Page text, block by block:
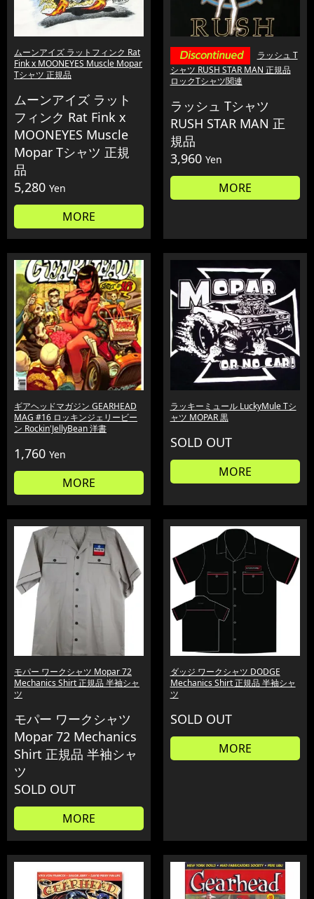
ムーンアイズ ラットフィンク Rat
Fink x MOONEYES Muscle Mopar
Tシャツ 正規品
ムーンアイズ ラット
フィンク Rat Fink x
MOONEYES Muscle
Mopar Tシャツ 正規
品
5,280 Yen
MORE
ラッシュ T
シャツ RUSH STAR MAN 正規品
ロックTシャツ関連
ラッシュ Tシャツ
RUSH STAR MAN 正
規品
3,960 Yen
MORE
ギアヘッドマガジン GEARHEAD
MAG #16 ロッキンジェリービー
ン Rockin'JellyBean 洋書
1,760 Yen
MORE
ラッキーミュール LuckyMule Tシ
ャツ MOPAR 黒
SOLD OUT
MORE
モパー ワークシャツ Mopar 72
Mechanics Shirt 正規品 半袖シャ
ツ
モパー ワークシャツ
Mopar 72 Mechanics
Shirt 正規品 半袖シャ
ツ
SOLD OUT
MORE
ダッジ ワークシャツ DODGE
Mechanics Shirt 正規品 半袖シャ
ツ
SOLD OUT
MORE